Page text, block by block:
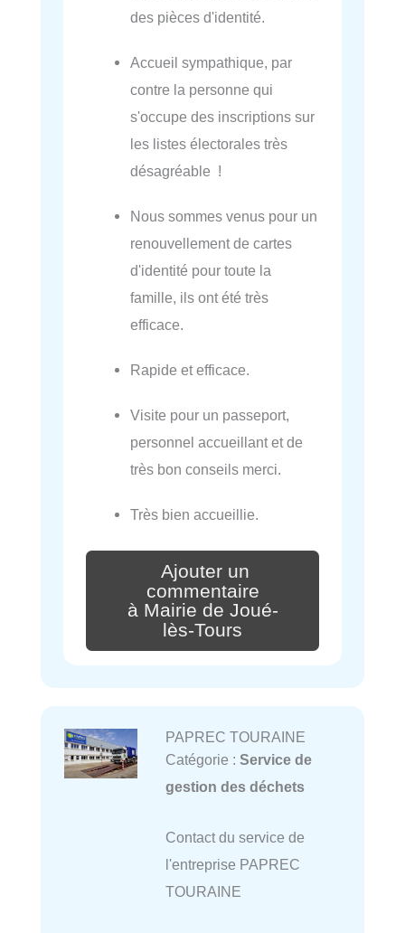
des pièces d'identité.
Accueil sympathique, par
contre la personne qui
s'occupe des inscriptions sur
les listes électorales très
désagréable !
Nous sommes venus pour un
renouvellement de cartes
d'identité pour toute la
famille, ils ont été très
efficace.
Rapide et efficace.
Visite pour un passeport,
personnel accueillant et de
très bon conseils merci.
Très bien accueillie.
Ajouter un
commentaire
à Mairie de Joué-
lès-Tours
PAPREC TOURAINE
Catégorie : Service de
gestion des déchets
Contact du service de
l'entreprise PAPREC
TOURAINE